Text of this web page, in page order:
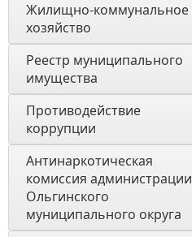
Жилищно-коммунальное
хозяйство
Реестр муниципального
имущества
Противодействие
коррупции
Антинаркотическая
комиссия администрации
Ольгинского
муниципального округа